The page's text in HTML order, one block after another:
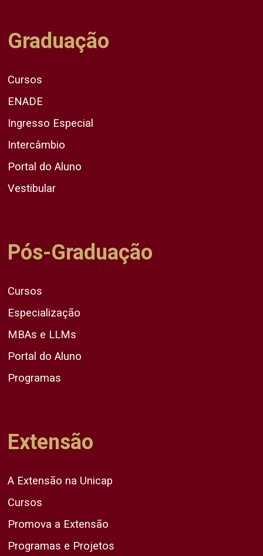
Graduação
Cursos
ENADE
Ingresso Especial
Intercâmbio
Portal do Aluno
Vestibular
Pós-Graduação
Cursos
Especialização
MBAs e LLMs
Portal do Aluno
Programas
Extensão
A Extensão na Unicap
Cursos
Promova a Extensão
Programas e Projetos